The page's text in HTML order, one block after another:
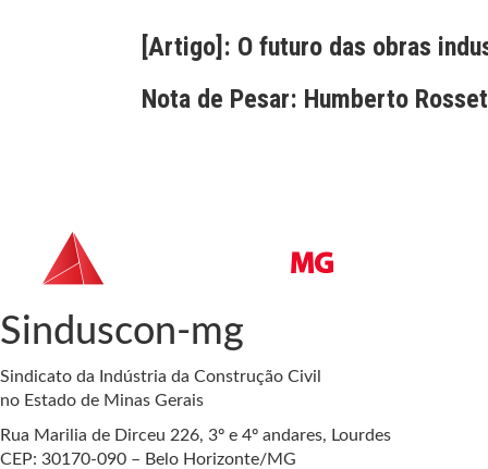
[Artigo]: O futuro das obras
Nota de Pesar: Humberto
Sinduscon-mg
Sindicato da Indústria da Construção Civil
no Estado de Minas Gerais
Rua Marilia de Dirceu 226, 3º e 4º andares, Lourdes
CEP: 30170-090 – Belo Horizonte/MG